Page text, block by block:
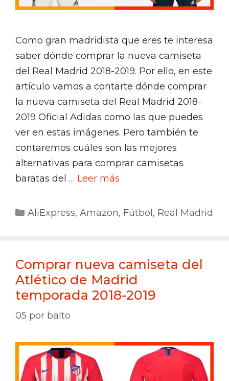
Como gran madridista que eres te interesa
saber dónde comprar la nueva camiseta
del Real Madrid 2018-2019. Por ello, en este
artículo vamos a contarte dónde comprar
la nueva camiseta del Real Madrid 2018-
2019 Oficial Adidas como las que puedes
ver en estas imágenes. Pero también te
contaremos cuáles son las mejores
alternativas para comprar camisetas
baratas del … Leer más
Categorías
AliExpress, Amazon, Fútbol, Real Madrid
Comprar nueva camiseta del
Atlético de Madrid
temporada 2018-2019
05 por balto